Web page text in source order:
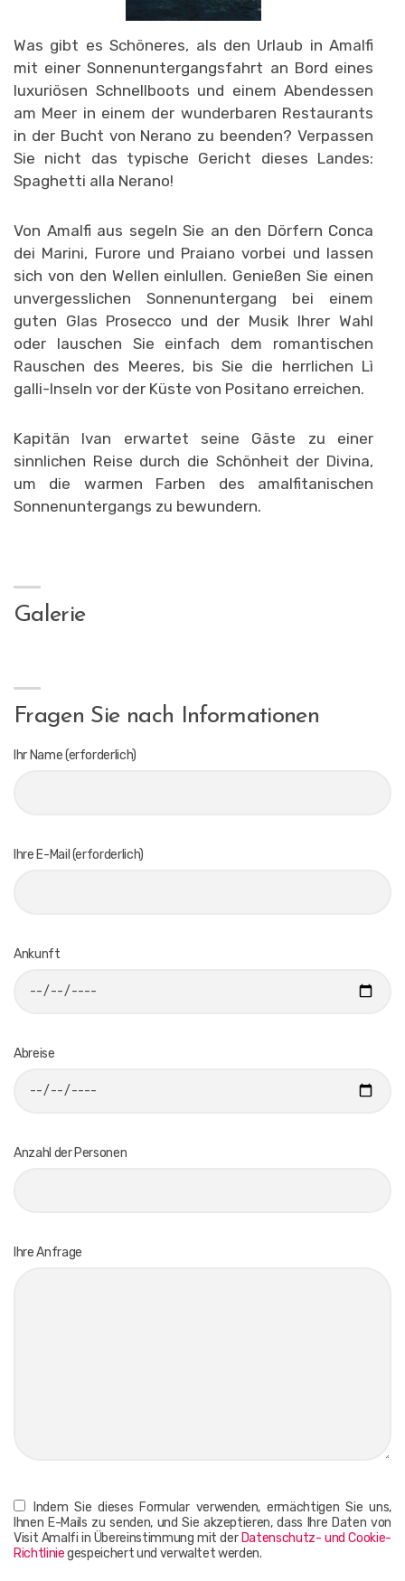
Was gibt es Schöneres, als den Urlaub in Amalfi
mit einer Sonnenuntergangsfahrt an Bord eines
luxuriösen Schnellboots und einem Abendessen
am Meer in einem der wunderbaren Restaurants
in der Bucht von Nerano zu beenden? Verpassen
Sie nicht das typische Gericht dieses Landes:
Spaghetti alla Nerano!
Von Amalfi aus segeln Sie an den Dörfern Conca
dei Marini, Furore und Praiano vorbei und lassen
sich von den Wellen einlullen. Genießen Sie einen
unvergesslichen Sonnenuntergang bei einem
guten Glas Prosecco und der Musik Ihrer Wahl
oder lauschen Sie einfach dem romantischen
Rauschen des Meeres, bis Sie die herrlichen Lì
galli-Inseln vor der Küste von Positano erreichen.
Kapitän Ivan erwartet seine Gäste zu einer
sinnlichen Reise durch die Schönheit der Divina,
um die warmen Farben des amalfitanischen
Sonnenuntergangs zu bewundern.
Galerie
Fragen Sie nach Informationen
Ihr Name (erforderlich)
Ihre E-Mail (erforderlich)
Ankunft
Abreise
Anzahl der Personen
Ihre Anfrage
Indem Sie dieses Formular verwenden, ermächtigen Sie uns,
Ihnen E-Mails zu senden, und Sie akzeptieren, dass Ihre Daten von
Visit Amalfi in Übereinstimmung mit der Datenschutz- und Cookie-
Richtliniegespeichert und verwaltet werden.